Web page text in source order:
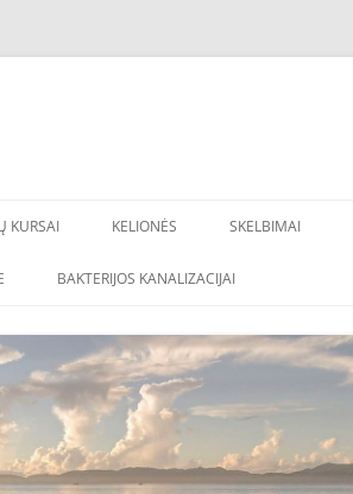
KURSAI KELIONĖS SKELBIMAI
BAKTERIJOS KANALIZACIJAI